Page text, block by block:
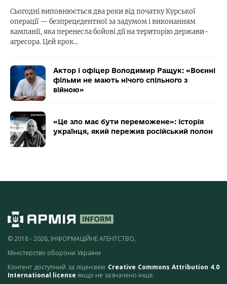
Сьогодні виповнюється два роки від початку Курської
операції — безпрецедентної за задумом і виконанням
кампанії, яка перенесла бойові дії на територію держави-
агресора. Цей крок…
Актор і офіцер Володимир Ращук: «Воєнні
фільми не мають нічого спільного з
війною»
«Це зло має бути переможене»: історія
українця, який пережив російський полон
© 2018 - 2026, ІНФОРМАЦІЙНЕ АГЕНТСТВО,
Міністерство оборони України
Контент доступний за ліцензією Creative Commons Attribution 4.0
International license якщо не зазначено інше.